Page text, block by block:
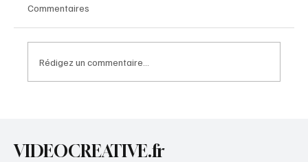
Commentaires
Rédigez un commentaire...
VIDEOCREATIVE.fr